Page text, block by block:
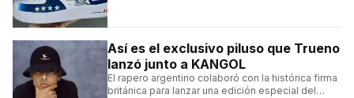
Así es el exclusivo piluso que Trueno
lanzó junto a KANGOL
El rapero argentino colaboró con la histórica firma
británica para lanzar una edición especial del